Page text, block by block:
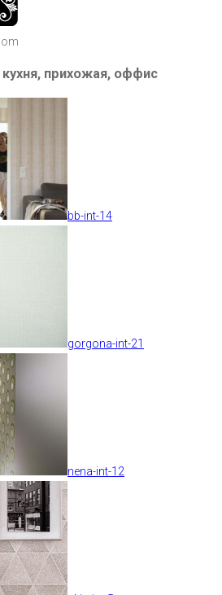
прихожая, оффис
bb-int-14
gorgona-int-21
nena-int-12